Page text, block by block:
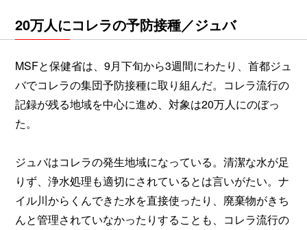
20万人にコレラの予防接種／ジュバ
MSFと保健省は、9月下旬から3週間にわたり、首都ジュ
バでコレラの集団予防接種に取り組んだ。コレラ流行の
記録が残る地域を中心に進め、対象は20万人にのぼっ
た。
ジュバはコレラの発生地域になっている。清潔な水が足
りず、浄水処理も適切にされているとは言いがたい。ナ
イル川からくんできた水を直接使ったり、廃棄物がきち
んと管理されていなかったりすることも、コレラ流行の